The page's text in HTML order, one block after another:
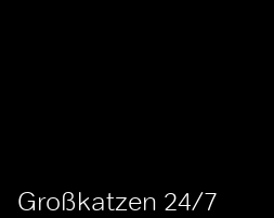
Großkatzen 24/7